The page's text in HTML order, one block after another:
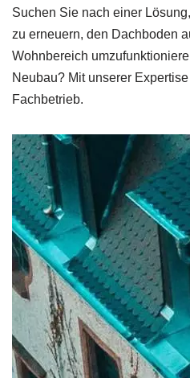
Suchen Sie nach einer
zu erneuern, den Dachboden
Wohnbereich
Neubau? Mit unserer
Fachbetrieb.